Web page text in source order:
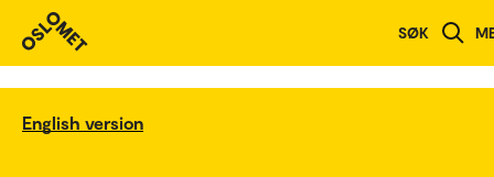
SØK
English version